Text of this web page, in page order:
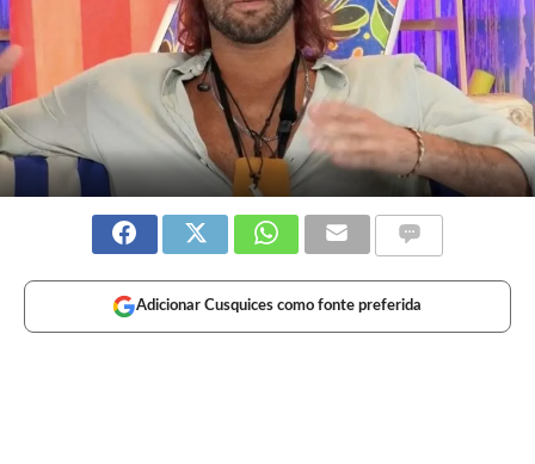
Adicionar Cusquices como fonte preferida